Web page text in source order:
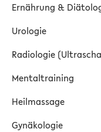
Ernährung &
Urologie
Radiologie
Mentaltraining
Heilmassage
Gynäkologie